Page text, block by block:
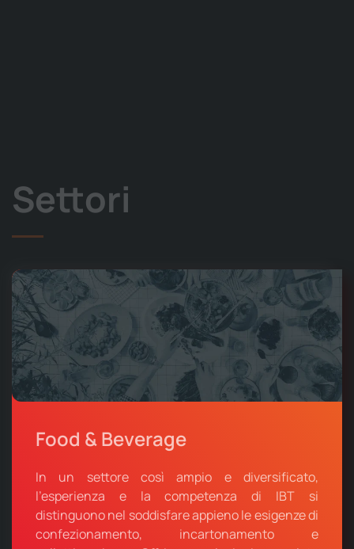
Settori
Food & Beverage
In un settore così ampio e diversificato,
l’esperienza e la competenza di IBT si
distinguono nel soddisfare appieno le esigenze di
confezionamento, incartonamento e